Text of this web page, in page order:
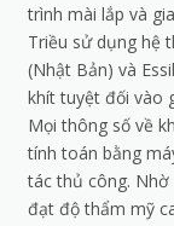
trình mài lắp và
Triều sử dụng hệ
(Nhật Bản) và
khít tuyệt đối vào
Mọi thông số về
tính toán bằng
tác thủ công.
đạt độ thẩm mỹ